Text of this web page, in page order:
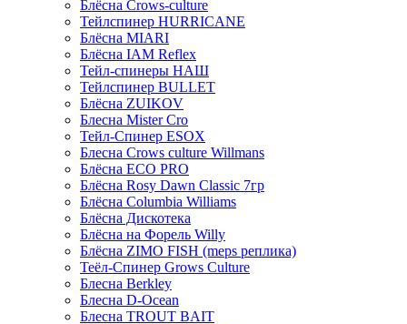
Блёсна Crows-culture
Тейлспинер HURRICANE
Блёсна MIARI
Блёсна IAM Reflex
Тейл-спинеры НАШ
Тейлспинер BULLET
Блёсна ZUIKOV
Блесна Mister Cro
Тейл-Спинер ESOX
Блесна Crows culture Willmans
Блёсна ECO PRO
Блёсна Rosy Dawn Classic 7гр
Блёсна Columbia Williams
Блёсна Дискотека
Блёсна на Форель Willy
Блёсна ZIMO FISH (meps реплика)
Теёл-Спинер Grows Culture
Блесна Berkley
Блесна D-Ocean
Блесна TROUT BAIT